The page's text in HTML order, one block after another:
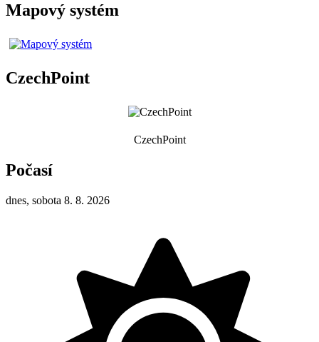
Mapový systém
CzechPoint
CzechPoint
Počasí
dnes, sobota 8. 8. 2026